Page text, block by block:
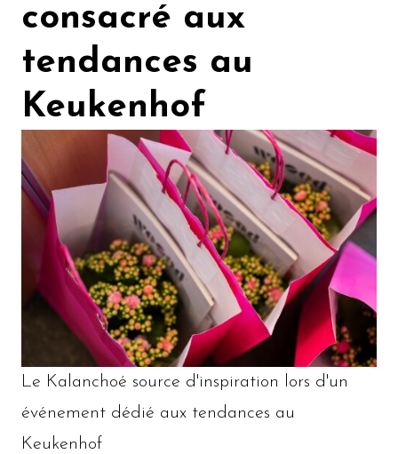
consacré aux
tendances au
Keukenhof
Le Kalanchoé source d'inspiration lors d'un
événement dédié aux tendances au
Keukenhof